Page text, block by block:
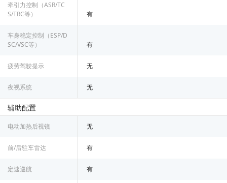
牵引力控制（ASR/TC
S/TRC等）
有
车身稳定控制（ESP/D
SC/VSC等）
有
疲劳驾驶提示 无
夜视系统 无
辅助配置
电动加热后视镜 无
前/后驻车雷达 有
定速巡航 有